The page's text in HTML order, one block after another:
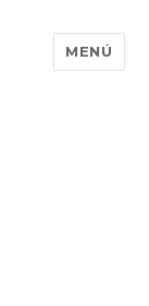
MENÚ